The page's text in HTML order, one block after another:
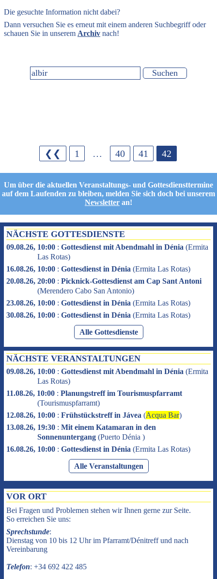
Die gesuchte Information nicht dabei?
Dann versuchen Sie es erneut mit einem anderen Suchbegriff oder
schauen Sie in unserem Archiv nach!
❮❮ 1 … 40 41 42
Um über die aktuellen Veranstaltungs- und Gottesdiensttermine
auf dem Laufenden zu bleiben, melden Sie sich doch bei unserem
Newsletter an!
NÄCHSTE GOTTESDIENSTE
09.08.26, 10:00 : Gottesdienst mit Abendmahl in Dénia (Ermita
Las Rotas)
16.08.26, 10:00 : Gottesdienst in Dénia (Ermita Las Rotas)
20.08.26, 20:00 : Picknick-Gottesdienst am Cap Sant Antoni
(Merendero Cabo San Antonio)
23.08.26, 10:00 : Gottesdienst in Dénia (Ermita Las Rotas)
30.08.26, 10:00 : Gottesdienst in Dénia (Ermita Las Rotas)
Alle Gottesdienste
NÄCHSTE VERANSTALTUNGEN
09.08.26, 10:00 : Gottesdienst mit Abendmahl in Dénia (Ermita
Las Rotas)
11.08.26, 10:00 : Planungstreff im Tourismuspfarramt
(Tourismuspfarramt)
12.08.26, 10:00 : Frühstückstreff in Jávea (Acqua Bar)
13.08.26, 19:30 : Mit einem Katamaran in den
Sonnenuntergang (Puerto Dénia )
16.08.26, 10:00 : Gottesdienst in Dénia (Ermita Las Rotas)
Alle Veranstaltungen
VOR ORT
Bei Fragen und Problemen stehen wir Ihnen gerne zur Seite.
So erreichen Sie uns:
Sprechstunde:
Dienstag von 10 bis 12 Uhr im Pfarramt/Dénitreff und nach
Vereinbarung
Telefon: +34 692 422 485